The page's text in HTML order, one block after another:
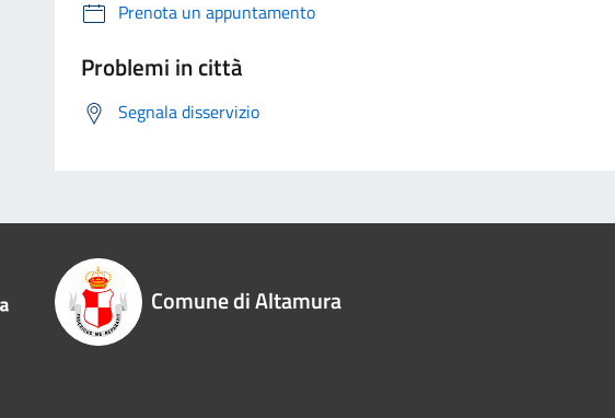
Prenota un appuntamento
Problemi in città
Segnala disservizio
Comune di Altamura